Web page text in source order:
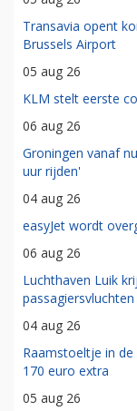
Transavia opent
Brussels Airport
05 aug 26
KLM stelt eerste
06 aug 26
Groningen vanaf
uur rijden'
04 aug 26
easyJet wordt
06 aug 26
Luchthaven Luik
04 aug 26
Raamstoeltje in
170 euro extra
05 aug 26